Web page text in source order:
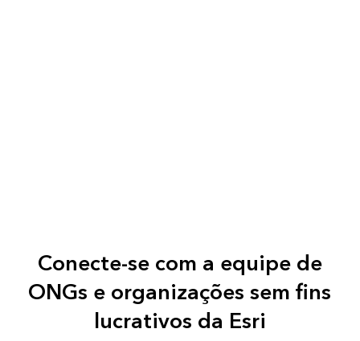
Conecte-se com a equipe de
ONGs e organizações sem fins
lucrativos da Esri